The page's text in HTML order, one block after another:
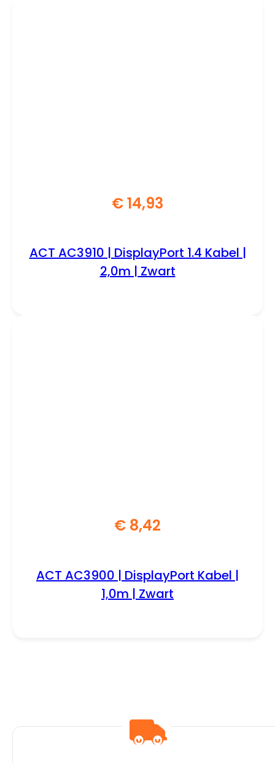
€14,93
ACT AC3910 | DisplayPort 1.4 Kabel |
2,0m | Zwart
€ 8,42
ACT AC3900 | DisplayPort Kabel |
1,0m | Zwart